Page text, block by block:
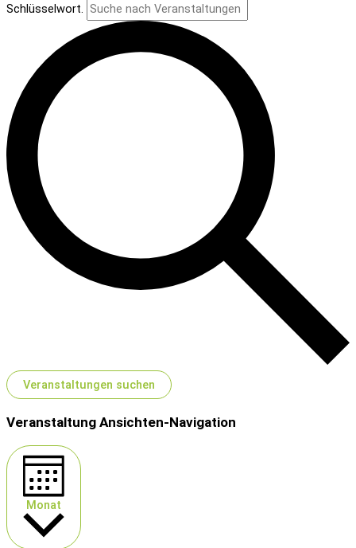
Schlüsselwort.
Veranstaltungen suchen
Veranstaltung Ansichten-Navigation
Monat